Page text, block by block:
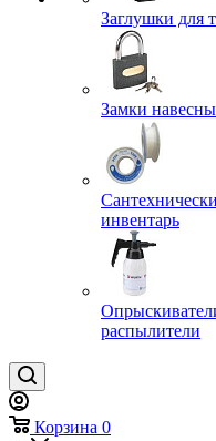
Заглушки для
Замки
инвентарь
распылители
Корзина 0